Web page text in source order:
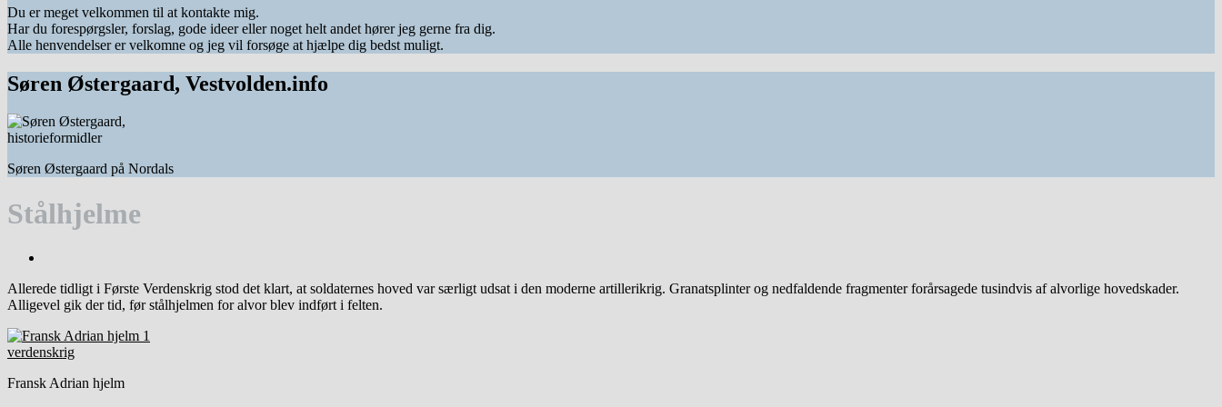
Du er meget velkommen til at kontakte mig.
Har du forespørgsler, forslag, gode ideer eller noget helt andet hører jeg gerne fra dig.
Alle henvendelser er velkomne og jeg vil forsøge at hjælpe dig bedst muligt.
Søren Østergaard, Vestvolden.info
Søren Østergaard på Nordals
Stålhjelme
Allerede tidligt i Første Verdenskrig stod det klart, at soldaternes hoved var særligt udsat i den moderne artillerikrig. Granatsplinter og nedfaldende fragmenter forårsagede tusindvis af alvorlige hovedskader.
Alligevel gik der tid, før stålhjelmen for alvor blev indført i felten.
Fransk Adrian hjelm